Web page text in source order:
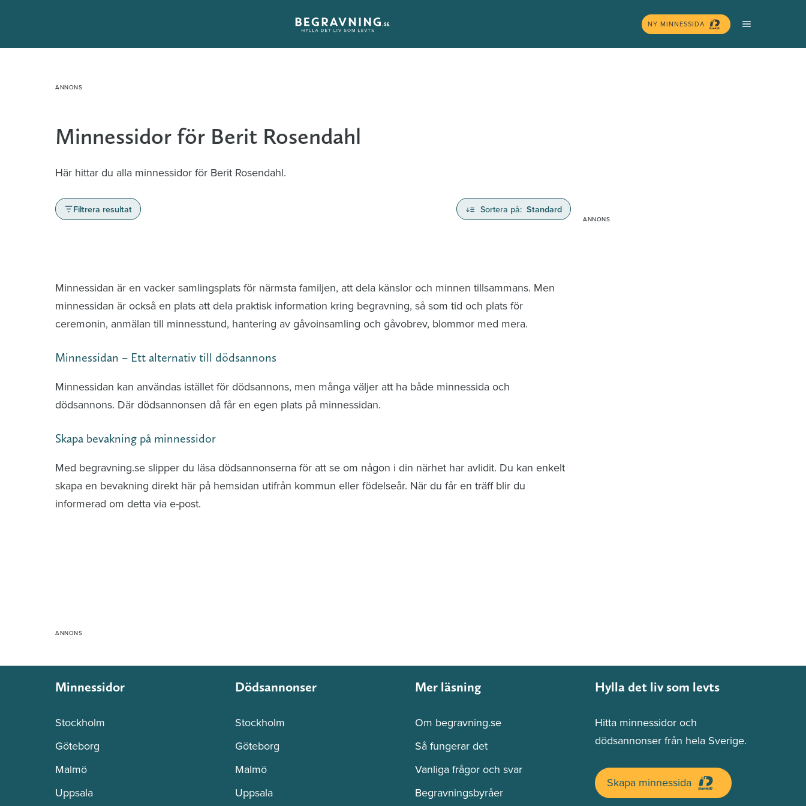
innehåll
NY MINNESSIDA MENY
Minnessidor för Berit Rosendahl
Här hittar du alla minnessidor för Berit Rosendahl.
Filtrera resultat Sortera på: Standard
Minnessidan är en vacker samlingsplats för närmsta familjen, att dela känslor och minnen tillsammans. Men
minnessidan är också en plats att dela praktisk information kring begravning, så som tid och plats för
ceremonin, anmälan till minnesstund, hantering av gåvoinsamling och gåvobrev, blommor med mera.
Minnessidan – Ett alternativ till dödsannons
Minnessidan kan användas istället för dödsannons, men många väljer att ha både minnessida och
dödsannons. Där dödsannonsen då får en egen plats på minnessidan.
Skapa bevakning på minnessidor
Med begravning.se slipper du läsa dödsannonserna för att se om någon i din närhet har avlidit. Du kan enkelt
skapa en bevakning direkt här på hemsidan utifrån kommun eller födelseår. När du får en träff blir du
informerad om detta via e-post.
Minnessidor
Stockholm
Göteborg
Malmö
Uppsala
Dödsannonser
Stockholm
Göteborg
Malmö
Uppsala
Mer läsning
Om begravning.se
Så fungerar det
Vanliga frågor och svar
Begravningsbyråer
Hylla det liv som levts
Hitta minnessidor och
dödsannonser från hela Sverige.
Skapa minnessida